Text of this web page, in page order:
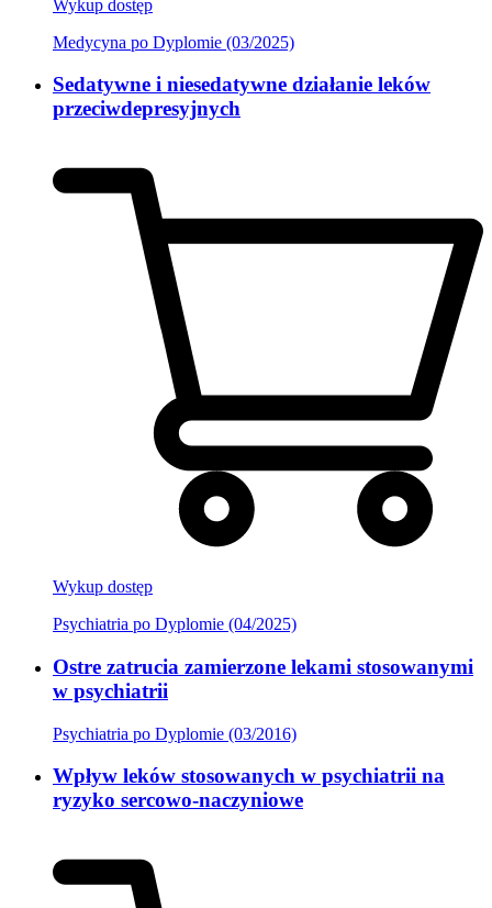
Wykup dostęp
Medycyna po Dyplomie (03/2025)
Sedatywne i niesedatywne działanie leków
przeciwdepresyjnych
Wykup dostęp
Psychiatria po Dyplomie (04/2025)
Ostre zatrucia zamierzone lekami stosowanymi
w psychiatrii
Psychiatria po Dyplomie (03/2016)
Wpływ leków stosowanych w psychiatrii na
ryzyko sercowo-naczyniowe